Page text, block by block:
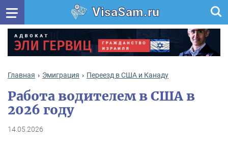
VisaSam.ru
Главная Эмиграция Переезд в США и Канаду
Работа водителем в США в
2026 году
14.05.2026